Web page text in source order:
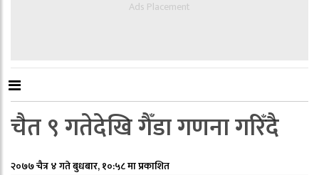
Ads Placement
चैत ९ गतेदेखि गैँडा गणना गरिँदै
२०७७ चैत्र ४ गते बुधबार, १०:५८ मा प्रकाशित